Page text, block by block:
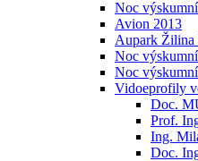
Noc
Avion 2013
Aupark Žilina
Noc
Noc
Vidoeprofily
Doc.
Prof.
Ing.
Doc.